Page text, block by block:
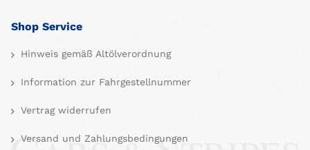
Shop Service
Hinweis gemäß Altölverordnung
Information zur Fahrgestellnummer
Vertrag widerrufen
Versand und Zahlungsbedingungen